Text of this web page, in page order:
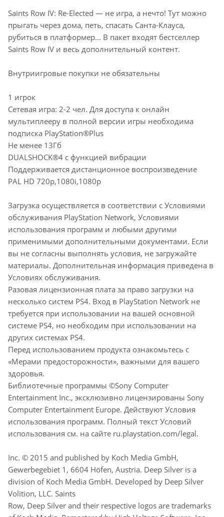
Saints Row IV: Re-Elected — не игра, а нечто! Тут можно
прыгать через дома, петь, спасать Санта-Клауса,
рубиться в платформер... В пакет входят бестселлер
Saints Row IV и весь дополнительный контент.
Внутриигровые покупки не обязательны
1 игрок
Сетевая игра: 2-2 чел. Для доступа к онлайн
мультиплееру в полной версии игры необходима
подписка PlayStation®Plus
Не менее 13Гб
DUALSHOCK®4 с функцией вибрации
Поддерживается дистанционное воспроизведение
PAL HD 720p,1080i,1080p
Загрузка осуществляется в соответствии с Условиями
обслуживания PlayStation Network, Условиями
использования программ и любыми другими
применимыми дополнительными документами. Если
вы не согласны выполнять условия, не загружайте
материалы. Дополнительная информация приведена в
Условиях обслуживания.
Разовая лицензионная плата за право загрузки на
несколько систем PS4. Вход в PlayStation Network не
требуется при использовании на вашей основной
системе PS4, но необходим при использовании на
других системах PS4.
Перед использованием продукта ознакомьтесь с
«Мерами предосторожности», важными для вашего
здоровья.
Библиотечные программы ©Sony Computer
Entertainment Inc., эксклюзивно лицензированы Sony
Computer Entertainment Europe. Действуют Условия
использования программ. Полный текст Условий
использования см. на сайте ru.playstation.com/legal.
Inc. © 2015 and published by Koch Media GmbH,
Gewerbegebiet 1, 6604 Höfen, Austria. Deep Silver is a
division of Koch Media GmbH. Developed by Deep Silver
Volition, LLC. Saints
Row, Deep Silver and their respective logos are trademarks